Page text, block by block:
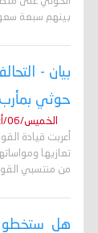
بينهم سبعة
بيان -
حوثي
الخميس/06/أغسطس/2026 - 11:51 م
أعربت قيادة
تعازيها
من منتسبي
هل ستخطو